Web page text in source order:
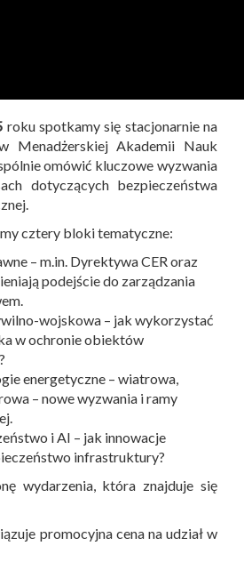
roku spotkamy się stacjonarnie na
Menadżerskiej Akademii Nauk
omówić kluczowe wyzwania
dotyczących bezpieczeństwa
cztery bloki tematyczne:
– m.in. Dyrektywa CER oraz
podejście do zarządzania
wojskowa – jak wykorzystać
w ochronie obiektów
energetyczne – wiatrowa,
– nowe wyzwania i ramy
i AI – jak innowacje
infrastruktury?
wydarzenia, która znajduje się
promocyjna cena na udział w